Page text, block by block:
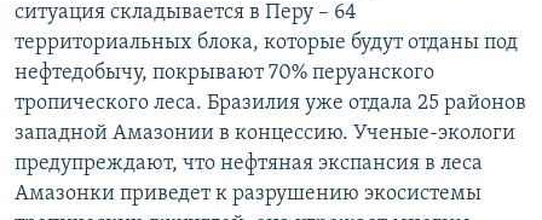
ситуация складывается в Перу – 64
территориальных блока, которые будут отданы под
нефтедобычу, покрывают 70% перуанского
тропического леса. Бразилия уже отдала 25 районов
западной Амазонии в концессию. Ученые-экологи
предупреждают, что нефтяная экспансия в леса
Амазонки приведет к разрушению экосистемы